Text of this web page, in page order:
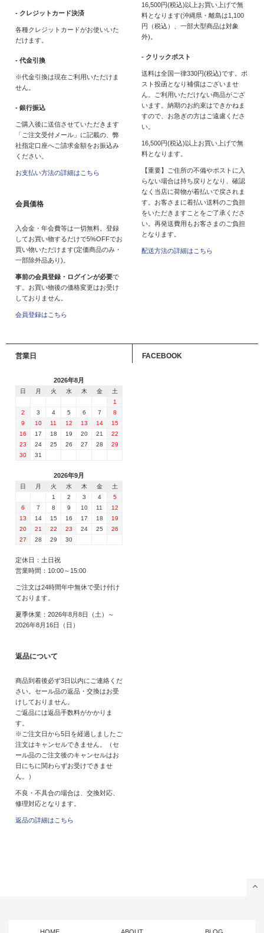
- クレジットカード決済
各種クレジットカードがお使いいた
だけます。
- 代金引換
※代金引換は現在ご利用いただけま
せん。
- 銀行振込
ご購入後に送信させていただきます
「ご注文受付メール」に記載の、弊
社指定口座へご請求金額をお振込み
ください。
お支払い方法の詳細はこちら
会員価格
入会金・年会費等は一切無料。登録
してお買い物するだけで5%OFFでお
買い物いただけます(定価商品のみ・
一部除外品あり)。
事前の会員登録・ログインが必要で
す。お買い物後の価格変更はお受け
しておりません。
会員登録はこちら
16,500円(税込)以上お買い上げで無
料となります(沖縄県・離島は1,100
円（税込）、一部大型商品は対象
外)。
- クリックポスト
送料は全国一律330円(税込)です。ポ
スト投函となり補償はございませ
ん。ご利用いただけない商品がござ
います。納期のお約束はできかねま
すので、お急ぎの方はご遠慮くださ
い。
16,500円(税込)以上お買い上げで無
料となります。
【重要】ご住所の不備やポストに入
らない場合は持ち戻りとなり、確認
なく当店に荷物が着払いで戻されま
す。お客さまに着払い送料のご負担
をいただきますことをご了承くださ
い。再発送費用もお客さまのご負担
となります。
配送方法の詳細はこちら
営業日
2026年8月
日 月 火 水 木 金
土
1
2
3 4 5 6 7
8
9
10 11 12 13 14
15
16
17 18 19 20 21
22
23
24 25 26 27 28
29
30
31
2026年9月
日 月 火 水 木 金
土
1
2 3 4
5
6
7 8 9 10 11
12
13
14 15 16 17 18
19
20
21 22 23 24 25
26
27
28 29 30
定休日：土日祝
営業時間：10:00～15:00
ご注文は24時間年中無休で受け付け
ております。
夏季休業：2026年8月8日（土）～
2026年8月16日（日）
返品について
商品到着後必ず3日以内にご連絡くだ
さい。セール品の返品・交換はお受
けしておりません。
ご返品には返品手数料がかかりま
す。
※ご注文日から5日を経過しましたご
注文はキャンセルできません。（セ
ール品のご注文後のキャンセルはお
日にちに関わらずお受けできませ
ん。）
不良・不具合の場合は、交換対応、
修理対応となります。
返品の詳細はこちら
FACEBOOK